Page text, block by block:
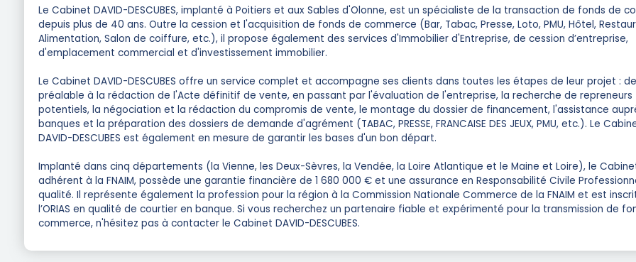
Le Cabinet DAVID-DESCUBES, implanté à Poitiers et aux Sables d'Olonne, est un spécialiste de la transaction de fonds de
depuis plus de 40 ans. Outre la cession et l'acquisition de fonds de commerce (Bar, Tabac, Presse, Loto, PMU, Hôtel,
Alimentation, Salon de coiffure, etc.), il propose également des services d'Immobilier d'Entreprise, de cession d’entreprise,
d'emplacement commercial et d'investissement immobilier.
Le Cabinet DAVID-DESCUBES offre un service complet et accompagne ses clients dans toutes les étapes de leur projet :
préalable à la rédaction de l'Acte définitif de vente, en passant par l'évaluation de l'entreprise, la recherche de repreneurs
potentiels, la négociation et la rédaction du compromis de vente, le montage du dossier de financement, l'assistance
banques et la préparation des dossiers de demande d'agrément (TABAC, PRESSE, FRANCAISE DES JEUX, PMU, etc.). Le
DAVID-DESCUBES est également en mesure de garantir les bases d'un bon départ.
Implanté dans cinq départements (la Vienne, les Deux-Sèvres, la Vendée, la Loire Atlantique et le Maine et Loire), le
adhérent à la FNAIM, possède une garantie financière de 1 680 000 € et une assurance en Responsabilité Civile
qualité. Il représente également la profession pour la région à la Commission Nationale Commerce de la FNAIM et est
l’ORIAS en qualité de courtier en banque. Si vous recherchez un partenaire fiable et expérimenté pour la transmission de
commerce, n'hésitez pas à contacter le Cabinet DAVID-DESCUBES.